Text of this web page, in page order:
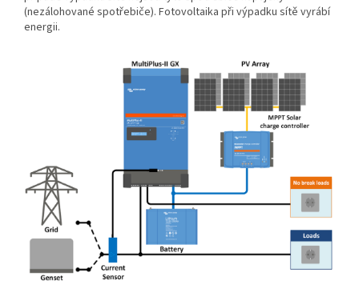
(nezálohované spotřebiče). Fotovoltaika při výpadku sítě vyrábí
energii.